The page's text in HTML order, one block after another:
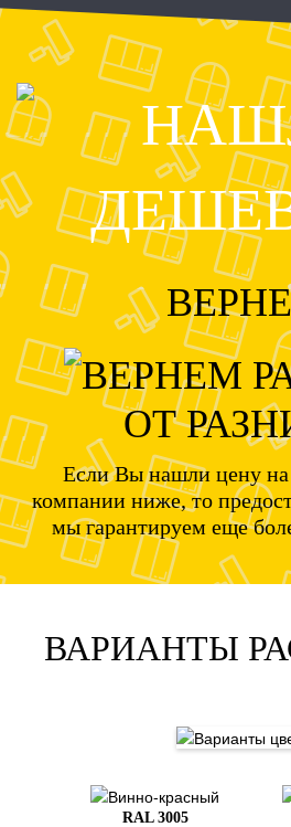
ОТ
Если Вы нашли цену на
компании ниже, то
мы гарантируем еще
ВАРИАНТЫ
RAL 3005